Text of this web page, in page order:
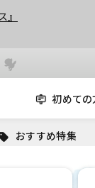
』
初めて
おすすめ特集